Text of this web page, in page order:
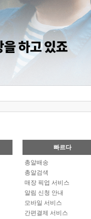
빠르다
총알배송
총알검색
매장 픽업 서비스
알림 신청 안내
모바일 서비스
간편결제 서비스